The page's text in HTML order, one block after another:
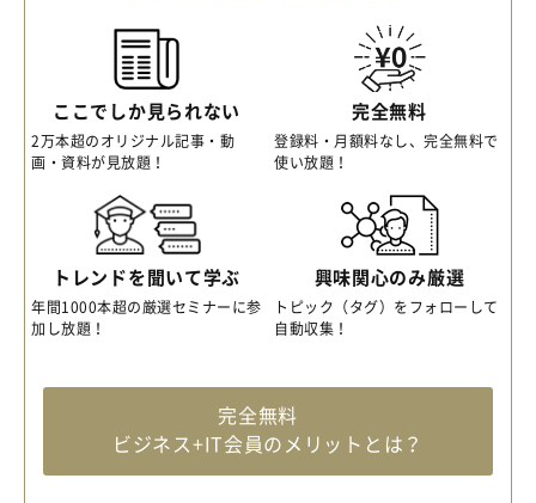
ここでしか見られない
2万本超のオリジナル記事・動
画・資料が見放題！
完全無料
登録料・月額料なし、完全無料で
使い放題！
トレンドを聞いて学ぶ
年間1000本超の厳選セミナーに参
加し放題！
興味関心のみ厳選
トピック（タグ）をフォローして
自動収集！
完全無料
ビジネス+IT会員のメリットとは？